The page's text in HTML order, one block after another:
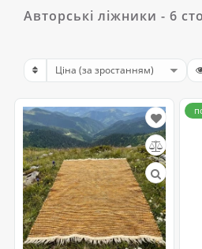
Авторські ліжники - 6